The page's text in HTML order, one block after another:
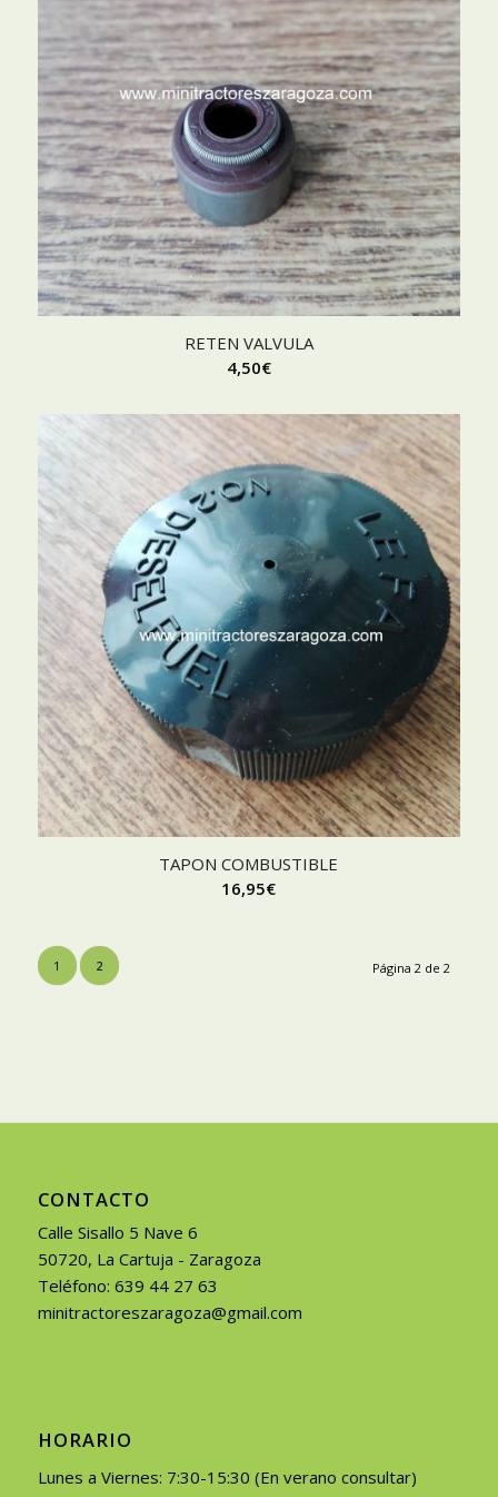
RETEN VALVULA
4,50€
TAPON COMBUSTIBLE
16,95€
Página 2 de 2
1 2
CONTACTO
Calle Sisallo 5 Nave 6
50720, La Cartuja - Zaragoza
Teléfono: 639 44 27 63
minitractoreszaragoza@gmail.com
HORARIO
Lunes a Viernes: 7:30-15:30 (En verano consultar)